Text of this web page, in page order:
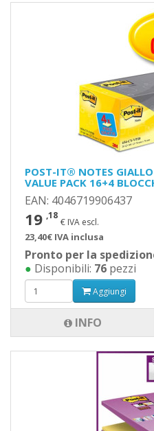
POST-IT® NOTES
VALUE PACK 16+4
EAN: 4046719906437
19 ,18
€ IVA escl.
23,40€ IVA inclusa
Pronto per la
● Disponibili: 76 pezzi
Aggiungi
INFO